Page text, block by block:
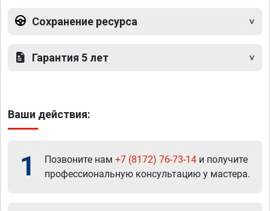
Сохранение ресурса
Гарантия 5 лет
Ваши действия:
1 Позвоните нам +7 (8172) 76-73-14 и получите
профессиональную консультацию у мастера.